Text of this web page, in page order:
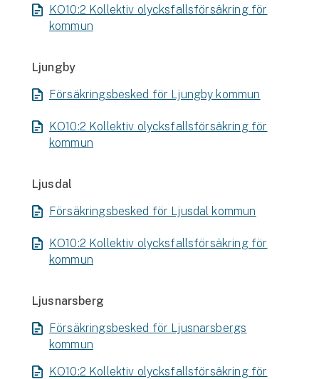
KO10:2 Kollektiv olycksfallsförsäkring för
kommun
Ljungby
Försäkringsbesked för Ljungby kommun
KO10:2 Kollektiv olycksfallsförsäkring för
kommun
Ljusdal
Försäkringsbesked för Ljusdal kommun
KO10:2 Kollektiv olycksfallsförsäkring för
kommun
Ljusnarsberg
Försäkringsbesked för Ljusnarsbergs
kommun
KO10:2 Kollektiv olycksfallsförsäkring för